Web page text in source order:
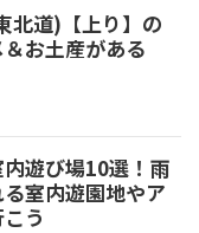
北道)【上り】の
お土産がある
遊び場10選！雨
室内遊園地やア
う